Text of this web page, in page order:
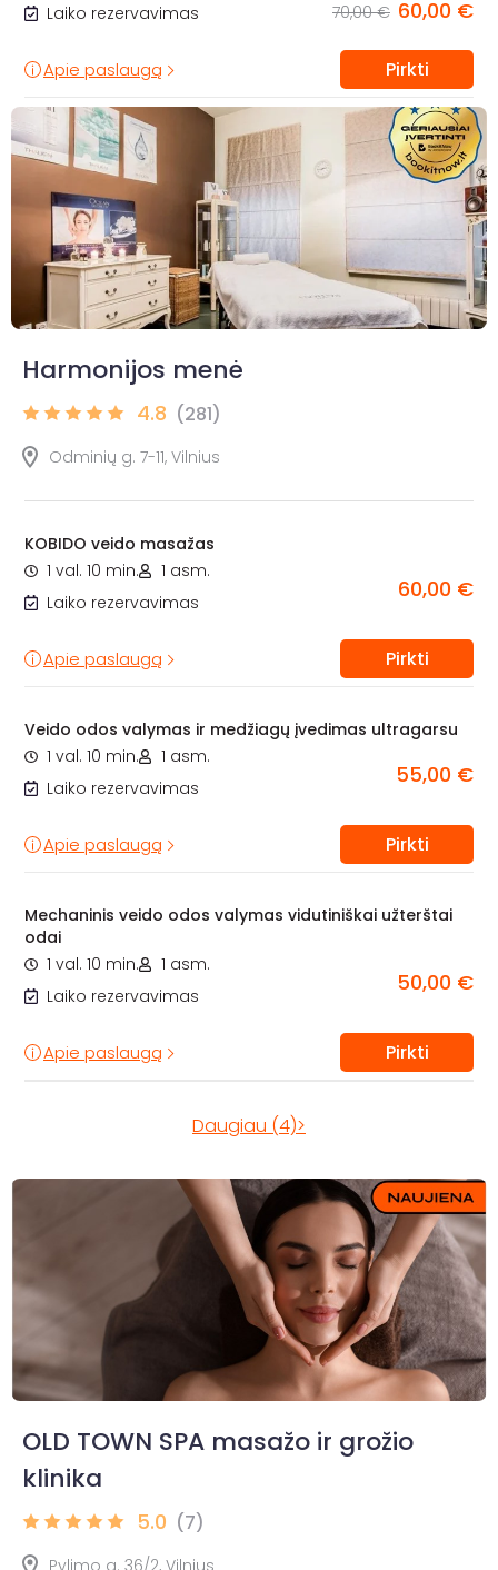
Laiko rezervavimas 70,00 € 60,00 €
Apie paslaugą Pirkti
Harmonijos menė
4.8 (281)
Odminių g. 7-11, Vilnius
KOBIDO veido masažas
1 val. 10 min.
1 asm.
Laiko rezervavimas
60,00 €
Apie paslaugą Pirkti
Veido odos valymas ir medžiagų įvedimas ultragarsu
1 val. 10 min.
1 asm.
Laiko rezervavimas
55,00 €
Apie paslaugą Pirkti
Mechaninis veido odos valymas vidutiniškai užterštai
odai
1 val. 10 min.
1 asm.
Laiko rezervavimas
50,00 €
Apie paslaugą Pirkti
Daugiau (4)>
OLD TOWN SPA masažo ir grožio
klinika
5.0 (7)
Pylimo g. 36/2, Vilnius